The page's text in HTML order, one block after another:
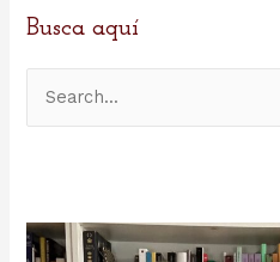
Busca aquí
r